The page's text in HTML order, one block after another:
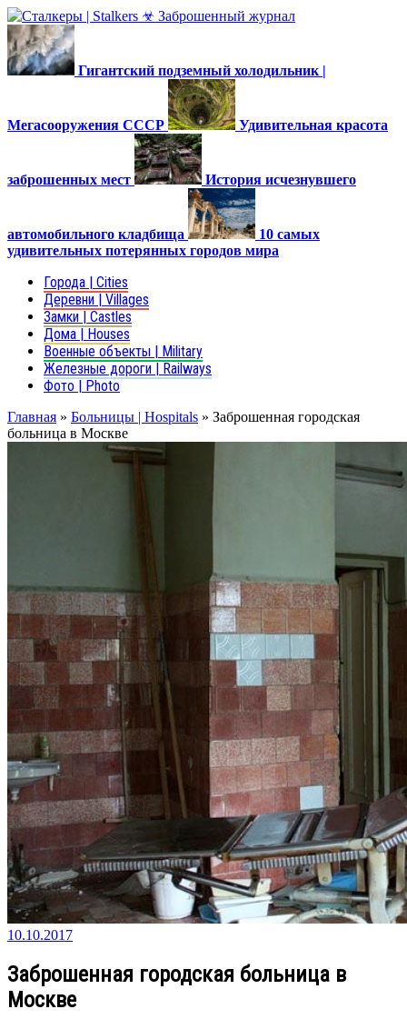
Гигантский подземный холодильник |
Мегасооружения СССР Удивительная красота
заброшенных мест История исчезнувшего
автомобильного кладбища
10 самых
удивительных потерянных городов мира
Города | Cities
Деревни | Villages
Замки | Castles
Дома | Houses
Военные объекты | Military
Железные дороги | Railways
Фото | Photo
Главная » Больницы | Hospitals » Заброшенная городская
больница в Москве
10.10.2017
Заброшенная городская больница в
Москве